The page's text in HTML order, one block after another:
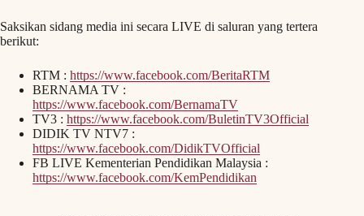
Saksikan sidang media ini secara LIVE di saluran yang tertera
berikut:
RTM : https://www.facebook.com/BeritaRTM
BERNAMA TV :
https://www.facebook.com/BernamaTV
TV3 : https://www.facebook.com/BuletinTV3Official
DIDIK TV NTV7 :
https://www.facebook.com/DidikTVOfficial
FB LIVE Kementerian Pendidikan Malaysia :
https://www.facebook.com/KemPendidikan